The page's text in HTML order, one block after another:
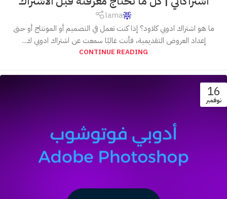
lama
ما هو اشتراك ادوبي كلاود؟ إذا كنت تعمل في التصميم أو المونتاج أو حتى
إعداد العروض التقديمية، فأنت غالبًا سمعت عن اشتراك ادوبي ك...
CONTINUE READING
16
نوفمبر